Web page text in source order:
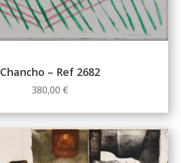
Chancho – Ref 2682
380,00 €